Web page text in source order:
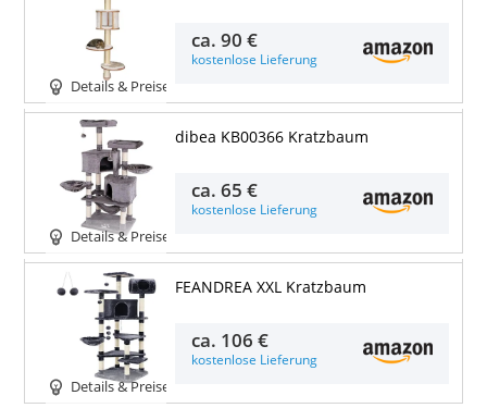
Details & Preise
ca.90 €
kostenlose Lieferung
Details & Preise
dibea KB00366 Kratzbaum
ca.65 €
kostenlose Lieferung
Details & Preise
FEANDREA XXL Kratzbaum
ca. 106 €
kostenlose Lieferung